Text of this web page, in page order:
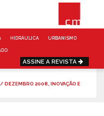
HIDRÁULICA URBANISMO
ASSINE A REVISTA
DEZEMBRO 2008, INOVAÇÃO E